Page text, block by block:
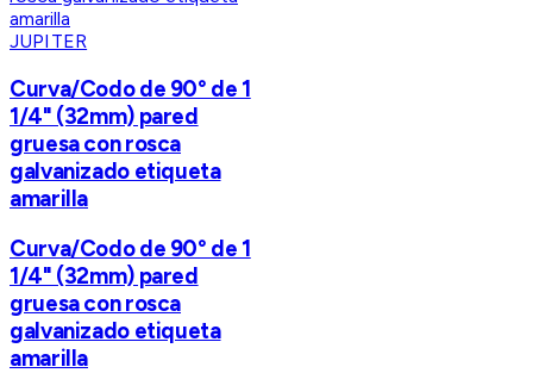
JUPITER
Curva/Codo de 90° de 1
1/4" (32mm) pared
gruesa con rosca
galvanizado etiqueta
amarilla
Curva/Codo de 90° de 1
1/4" (32mm) pared
gruesa con rosca
galvanizado etiqueta
amarilla